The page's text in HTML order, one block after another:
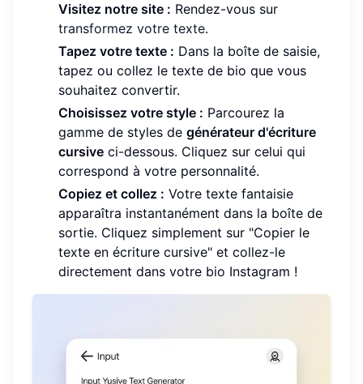
Visitez notre site : Rendez-vous sur
transformez votre texte.
Tapez votre texte : Dans la boîte de saisie,
tapez ou collez le texte de bio que vous
souhaitez convertir.
Choisissez votre style : Parcourez la
gamme de styles de générateur d'écriture
cursive ci-dessous. Cliquez sur celui qui
correspond à votre personnalité.
Copiez et collez : Votre texte fantaisie
apparaîtra instantanément dans la boîte de
sortie. Cliquez simplement sur "Copier le
texte en écriture cursive" et collez-le
directement dans votre bio Instagram !